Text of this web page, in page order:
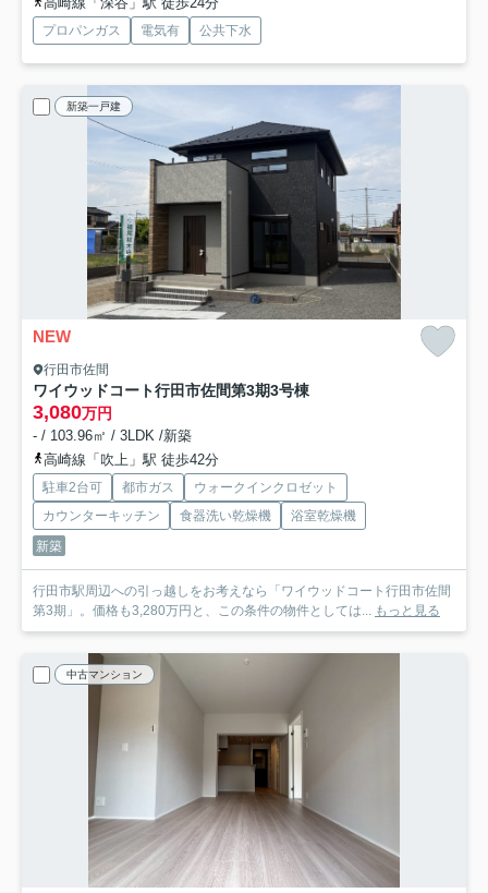
プロパンガス 電気有 公共下水
新築一戸建
NEW
行田市佐間
ワイウッドコート行田市佐間第3期3号棟
3,080万円
- / 103.96㎡ / 3LDK /新築
高崎線「吹上」駅 徒歩42分
駐車2台可 都市ガス
ウォークインクロゼット
カウンターキッチン
食器洗い乾燥機
浴室乾燥機
新築
行田市駅周辺への引っ越しをお考えなら「ワイウッドコート行田市佐間
第3期」。価格も3,280万円と、この条件の物件としては... もっと見る
中古マンション